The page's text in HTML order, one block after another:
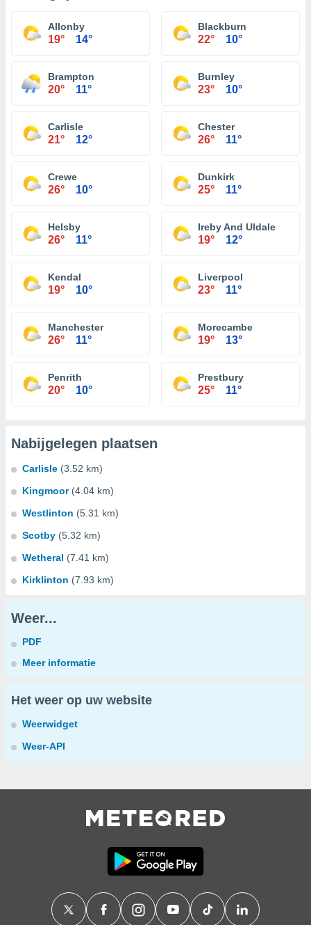
Allonby
19° 14°
Blackburn
22° 10°
Brampton
20° 11°
Burnley
23° 10°
Carlisle
21° 12°
Chester
26° 11°
Crewe
26° 10°
Dunkirk
25° 11°
Helsby
26° 11°
Ireby And Uldale
19° 12°
Kendal
19° 10°
Liverpool
23° 11°
Manchester
26° 11°
Morecambe
19° 13°
Penrith
20° 10°
Prestbury
25° 11°
Nabijgelegen plaatsen
Carlisle (3.52 km)
Kingmoor (4.04 km)
Westlinton (5.31 km)
Scotby (5.32 km)
Wetheral (7.41 km)
Kirklinton (7.93 km)
Weer...
PDF
Meer informatie
Het weer op uw website
Weerwidget
Weer-API